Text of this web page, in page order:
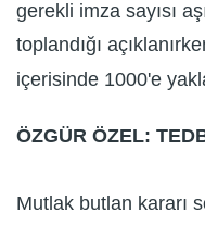
gerekli imza sayısı
toplandığı
içerisinde 1000'e
ÖZGÜR ÖZEL:
Mutlak butlan kararı